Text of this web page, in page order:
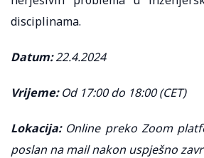
disciplinama.
Datum:22.4.2024
Vrijeme:Od 17:00 do 18:00 (CET)
Lokacija:Online preko Zoom
poslan na mail nakon uspješno